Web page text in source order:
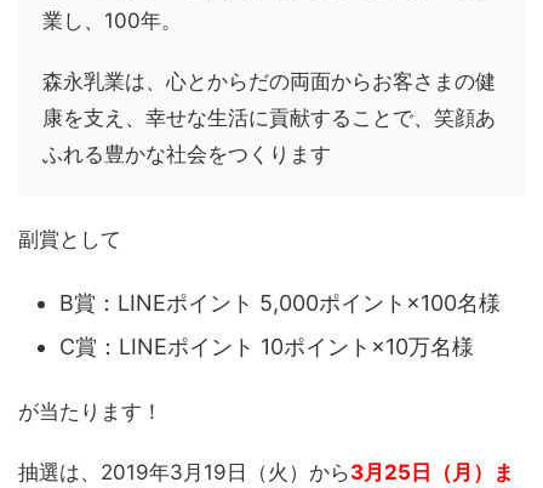
業し、100年。
森永乳業は、心とからだの両面からお客さまの健
康を支え、幸せな生活に貢献することで、笑顔あ
ふれる豊かな社会をつくります
副賞として
B賞：LINEポイント 5,000ポイント×100名様
C賞：LINEポイント 10ポイント×10万名様
が当たります！
抽選は、2019年3月19日（火）から3月25日（月）ま